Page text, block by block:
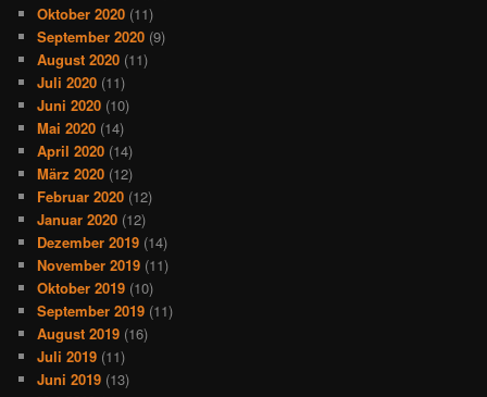
Oktober 2020 (11)
September 2020 (9)
August 2020 (11)
Juli 2020 (11)
Juni 2020 (10)
Mai 2020 (14)
April 2020 (14)
März 2020 (12)
Februar 2020 (12)
Januar 2020 (12)
Dezember 2019 (14)
November 2019 (11)
Oktober 2019 (10)
September 2019 (11)
August 2019 (16)
Juli 2019 (11)
Juni 2019 (13)